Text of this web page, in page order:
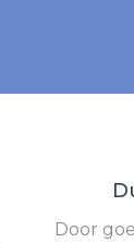
Door